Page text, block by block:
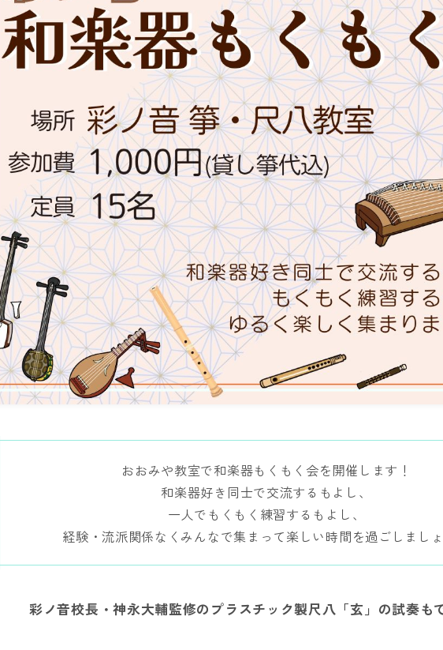
おおみや教室で和楽器もくもく会を開催します！
​和楽器好き同士で交流するもよし、
一人でもくもく練習するもよし、
経験・流派関係なくみんなで集まって楽しい時間を過ごしまし
彩ノ音校長・神永大輔監修のプラスチック製尺八「玄」の試奏も